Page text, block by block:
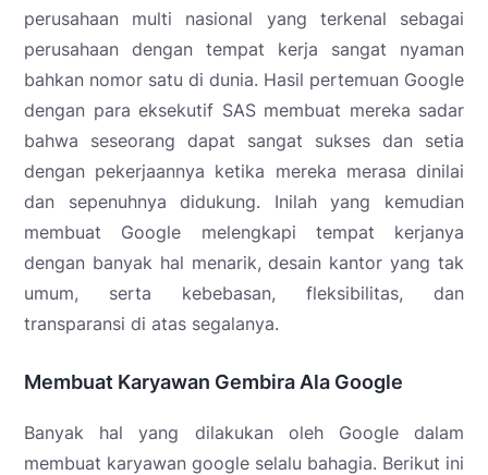
perusahaan multi nasional yang terkenal sebagai
perusahaan dengan tempat kerja sangat nyaman
bahkan nomor satu di dunia. Hasil pertemuan Google
dengan para eksekutif SAS membuat mereka sadar
bahwa seseorang dapat sangat sukses dan setia
dengan pekerjaannya ketika mereka merasa dinilai
dan sepenuhnya didukung. Inilah yang kemudian
membuat Google melengkapi tempat kerjanya
dengan banyak hal menarik, desain kantor yang tak
umum, serta kebebasan, fleksibilitas, dan
transparansi di atas segalanya.
Membuat Karyawan Gembira Ala Google
Banyak hal yang dilakukan oleh Google dalam
membuat karyawan google selalu bahagia. Berikut ini